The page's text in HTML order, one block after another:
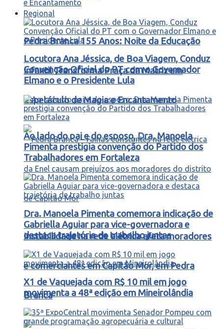
Pedra Branca 155 Anos: Noite da Educação
Infantil Transforma Praça da Matriz em
Espetáculo de Magia e Encantamento
Instabilidade na rede elétrica afeta moradores
e comerciantes em Capitão Mor, em Pedra
Branca
Regional
Locutora Ana Jéssica, de Boa Viagem, Conduz
Convenção Oficial do PT com o Governador
Elmano e o Presidente Lula
Ao lado do pai e do esposo, Dra. Manoela
Pimenta prestigia convenção do Partido dos
Trabalhadores em Fortaleza
Dra. Manoela Pimenta comemora indicação de
Gabriella Aguiar para vice-governadora e
destaca trajetória de trabalho juntas
X1 de Vaquejada com R$ 10 mil em jogo
movimenta a 48ª edição em Mineirolândia